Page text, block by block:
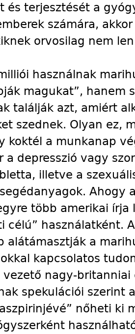
és terjesztését a
számára,
orvosilag nem
használnak
magukat”, hanem
találják azt, amiért
szednek. Olyan ez,
koktél a munkanap
a depresszió vagy
illetve a
Ahogy
több amerikai
célú” használatként.
alátámasztják a
kapcsolatos
nagy-britanniai
spekulációi szerint
nőheti ki